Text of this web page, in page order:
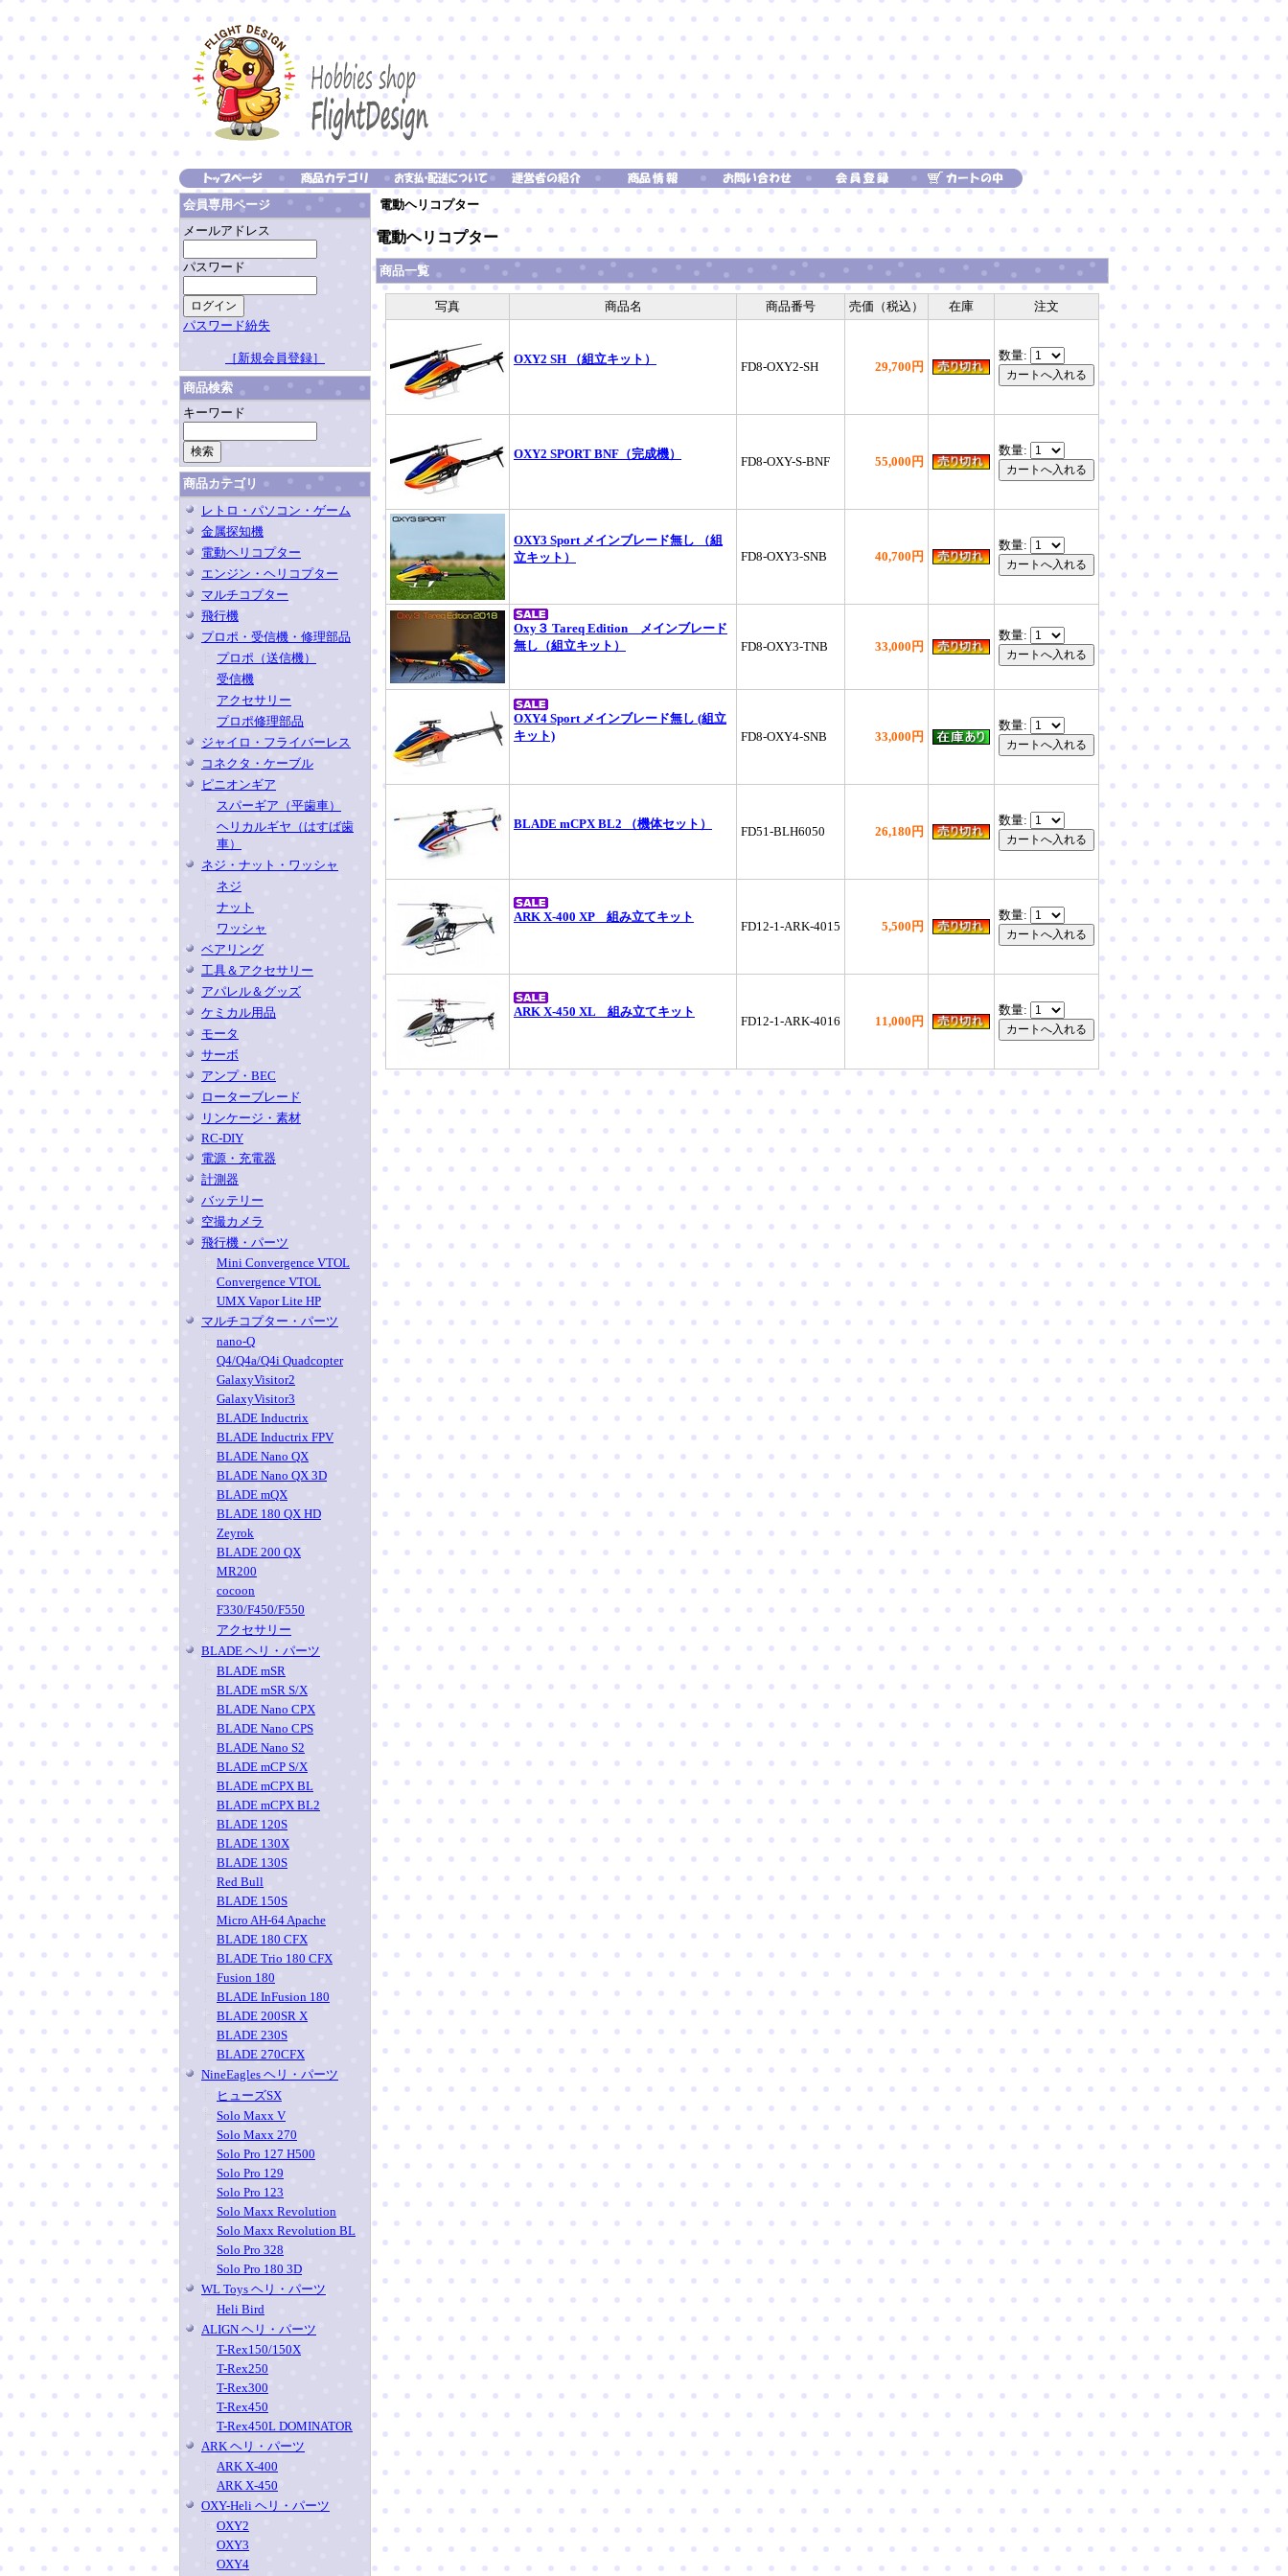
会員専用ページ
メールアドレス
パスワード
パスワード紛失
［新規会員登録］
商品検索
キーワード
商品カテゴリ
レトロ・パソコン・ゲーム
金属探知機
電動ヘリコプター
エンジン・ヘリコプター
マルチコプター
飛行機
プロポ・受信機・修理部品
プロポ（送信機）
受信機
アクセサリー
プロポ修理部品
ジャイロ・フライバーレス
コネクタ・ケーブル
ピニオンギア
スパーギア（平歯車）
ヘリカルギヤ（はすば歯
車）
ネジ・ナット・ワッシャ
ネジ
ナット
ワッシャ
ベアリング
工具＆アクセサリー
アパレル＆グッズ
ケミカル用品
モータ
サーボ
アンプ・BEC
ローターブレード
リンケージ・素材
RC-DIY
電源・充電器
計測器
バッテリー
空撮カメラ
飛行機・パーツ
Mini Convergence VTOL
Convergence VTOL
UMX Vapor Lite HP
マルチコプター・パーツ
nano-Q
Q4/Q4a/Q4i Quadcopter
GalaxyVisitor2
GalaxyVisitor3
BLADE Inductrix
BLADE Inductrix FPV
BLADE Nano QX
BLADE Nano QX 3D
BLADE mQX
BLADE 180 QX HD
Zeyrok
BLADE 200 QX
MR200
cocoon
F330/F450/F550
アクセサリー
BLADE ヘリ・パーツ
BLADE mSR
BLADE mSR S/X
BLADE Nano CPX
BLADE Nano CPS
BLADE Nano S2
BLADE mCP S/X
BLADE mCPX BL
BLADE mCPX BL2
BLADE 120S
BLADE 130X
BLADE 130S
Red Bull
BLADE 150S
Micro AH-64 Apache
BLADE 180 CFX
BLADE Trio 180 CFX
Fusion 180
BLADE InFusion 180
BLADE 200SR X
BLADE 230S
BLADE 270CFX
NineEagles ヘリ・パーツ
ヒューズSX
Solo Maxx V
Solo Maxx 270
Solo Pro 127 H500
Solo Pro 129
Solo Pro 123
Solo Maxx Revolution
Solo Maxx Revolution BL
Solo Pro 328
Solo Pro 180 3D
WL Toys ヘリ・パーツ
Heli Bird
ALIGN ヘリ・パーツ
T-Rex150/150X
T-Rex250
T-Rex300
T-Rex450
T-Rex450L DOMINATOR
ARK ヘリ・パーツ
ARK X-400
ARK X-450
OXY-Heli ヘリ・パーツ
OXY2
OXY3
OXY4
電動ヘリコプター
電動ヘリコプター
商品一覧
写真 商品名 商品番号 売価（税込） 在庫 注文
OXY2 SH （組立キット）
FD8-OXY2-SH 29,700円
数量:
OXY2 SPORT BNF（完成機）
FD8-OXY-S-BNF 55,000円
数量:
OXY3 Sport メインブレード無し （組
立キット）
FD8-OXY3-SNB 40,700円
数量:
Oxy３ Tareq Edition メインブレード
無し（組立キット）
FD8-OXY3-TNB 33,000円
数量:
OXY4 Sport メインブレード無し (組立
キット)
FD8-OXY4-SNB 33,000円
数量:
BLADE mCPX BL2 （機体セット）
FD51-BLH6050 26,180円
数量:
ARK X-400 XP 組み立てキット
FD12-1-ARK-4015 5,500円
数量:
ARK X-450 XL 組み立てキット
FD12-1-ARK-4016 11,000円
数量: